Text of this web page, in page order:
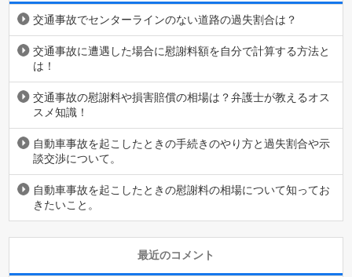
交通事故でセンターラインのない道路の過失割合は？
交通事故に遭遇した場合に慰謝料額を自分で計算する方法と
は！
交通事故の慰謝料や損害賠償の相場は？弁護士が教えるオス
スメ知識！
自動車事故を起こしたときの手続きのやり方と過失割合や示
談交渉について。
自動車事故を起こしたときの慰謝料の相場について知ってお
きたいこと。
最近のコメント